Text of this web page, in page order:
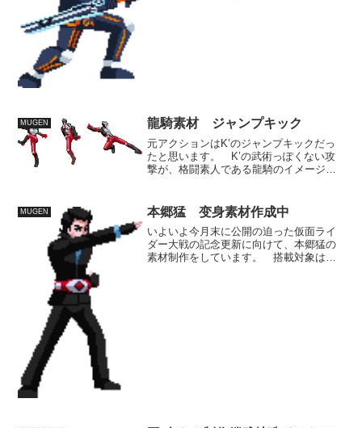
MUGEN 龍騎素材 ジャンプキック
元アクションはK’のジャンプキックだっ
たと思います。 K’の武術っぽくない攻
撃が、格闘素人である龍騎のイメージと
いため、採用できる攻撃自体は少なく、
ジャンプキックは採用...
MUGEN 本郷猛 变身素材作成中
いよいよ今月末に公開の迫った仮面ライ
ダー大戦の記念更新に向けて、本郷猛の
素材制作をしています。 搭載対象は